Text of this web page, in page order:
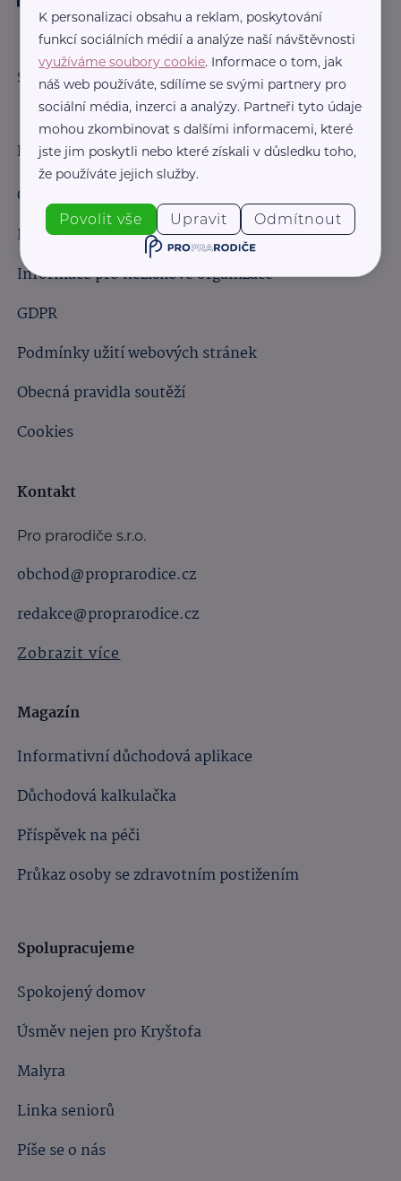
Sledujte nás:
Důležité odkazy
Obchodní podmínky
Informace pro obchodní partnery
Informace pro neziskové organizace
GDPR
Podmínky užití webových stránek
Obecná pravidla soutěží
Cookies
Kontakt
Pro prarodiče s.r.o.
obchod@proprarodice.cz
redakce@proprarodice.cz
Zobrazit více
Magazín
Informativní důchodová aplikace
Důchodová kalkulačka
Příspěvek na péči
Průkaz osoby se zdravotním postižením
Spolupracujeme
Spokojený domov
Úsměv nejen pro Kryštofa
Malyra
Linka seniorů
Píše se o nás
K personalizaci obsahu a reklam, poskytování
funkcí sociálních médií a analýze naší návštěvnosti
využíváme soubory cookie. Informace o tom, jak
náš web používáte, sdílíme se svými partnery pro
sociální média, inzerci a analýzy. Partneři tyto údaje
mohou zkombinovat s dalšími informacemi, které
jste jim poskytli nebo které získali v důsledku toho,
že používáte jejich služby.
Povolit vše Upravit Odmítnout